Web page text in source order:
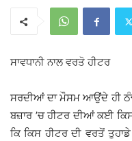
ਸਾਵਧਾਨੀ ਨਾਲ ਵਰਤੋ ਹੀਟਰ
ਸਰਦੀਆਂ ਦਾ ਮੌਸਮ ਆਉਂਦੇ ਹੀ
ਬਜ਼ਾਰ ’ਚ ਹੀਟਰ ਦੀਆਂ ਕਈ
ਕਿ ਕਿਸ ਹੀਟਰ ਦੀ ਵਰਤੋਂ